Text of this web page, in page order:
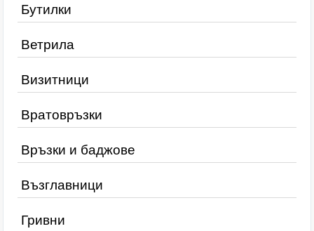
Бутилки
Ветрила
Визитници
Вратовръзки
Връзки и баджове
Възглавници
Гривни